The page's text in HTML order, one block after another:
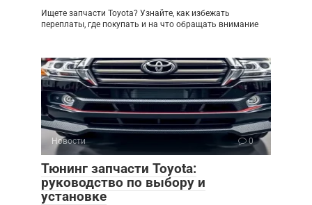
Ищете запчасти Toyota? Узнайте, как избежать
переплаты, где покупать и на что обращать внимание
Новости 0
Тюнинг запчасти Toyota:
руководство по выбору и
установке